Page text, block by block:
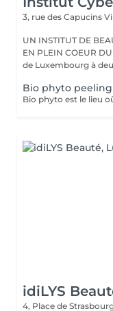
3, rue des Capucins
UN INSTITUT DE
EN PLEIN COEUR DU CENTRE
de Luxembourg à
Bio phyto peeling
idiLYS
4, Place de